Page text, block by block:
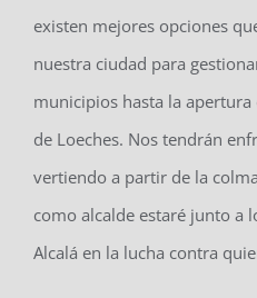
existen mejores opciones
nuestra ciudad para
municipios hasta la
de Loeches. Nos tendrán
vertiendo a partir de la
como alcalde estaré junto a
Alcalá en la lucha contra